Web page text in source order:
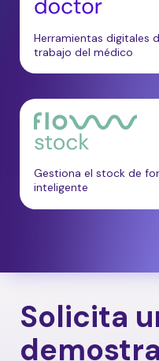
Herramientas digitales
trabajo del médico
Gestiona el stock de
inteligente
Solicita